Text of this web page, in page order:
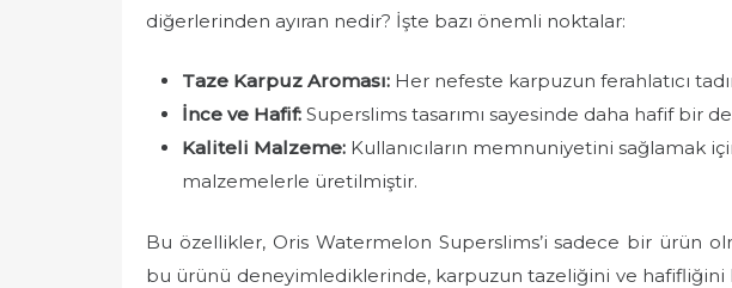
diğerlerinden ayıran nedir? İşte bazı önemli noktalar:
Taze Karpuz Aroması: Her nefeste karpuzun ferahlatıcı
İnce ve Hafif: Superslims tasarımı sayesinde daha hafif bir
Kaliteli Malzeme: Kullanıcıların memnuniyetini sağlamak
malzemelerle üretilmiştir.
Bu özellikler, Oris Watermelon Superslims’i sadece bir ürün
bu ürünü deneyimlediklerinde, karpuzun tazeliğini ve hafifliğini